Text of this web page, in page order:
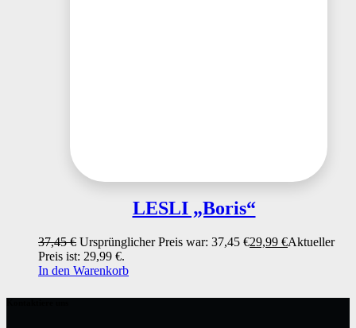
LESLI „Boris“
37,45€ Ursprünglicher Preis war: 37,45 €29,99 €Aktueller
Preis ist: 29,99 €.
In den Warenkorb